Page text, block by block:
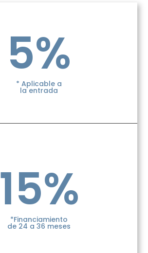
5%
* Aplicable a
la entrada
15%
*Financiamiento
de 24 a 36 meses